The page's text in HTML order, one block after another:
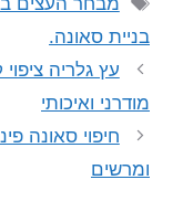
בניית סאונה.
עץ גלריה
מודרני ואיכותי
חיפוי סאונה
ומרשים